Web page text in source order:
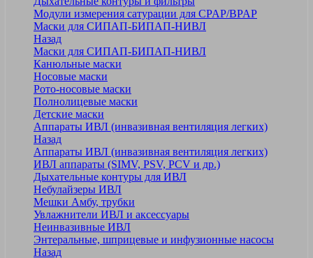
Модули измерения сатурации для CPAP/BPAP
Маски для СИПАП-БИПАП-НИВЛ
Назад
Маски для СИПАП-БИПАП-НИВЛ
Канюльные маски
Носовые маски
Рото-носовые маски
Полнолицевые маски
Детские маски
Аппараты ИВЛ (инвазивная вентиляция легких)
Назад
Аппараты ИВЛ (инвазивная вентиляция легких)
ИВЛ аппараты (SIMV, PSV, PCV и др.)
Дыхательные контуры для ИВЛ
Небулайзеры ИВЛ
Мешки Амбу, трубки
Увлажнители ИВЛ и аксессуары
Неинвазивные ИВЛ
Энтеральные, шприцевые и инфузионные насосы
Назад